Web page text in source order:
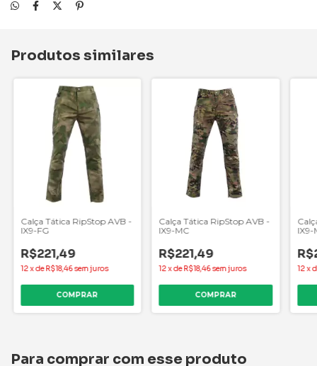
Produtos similares
Calça Tática RipStop AVB -
IX9-FG
R$221,49
12xdeR$18,46sem juros
COMPRAR
Calça Tática RipStop AVB -
IX9-MC
R$221,49
12xdeR$18,46sem juros
COMPRAR
IX9-
12x
Para comprar com esse produto